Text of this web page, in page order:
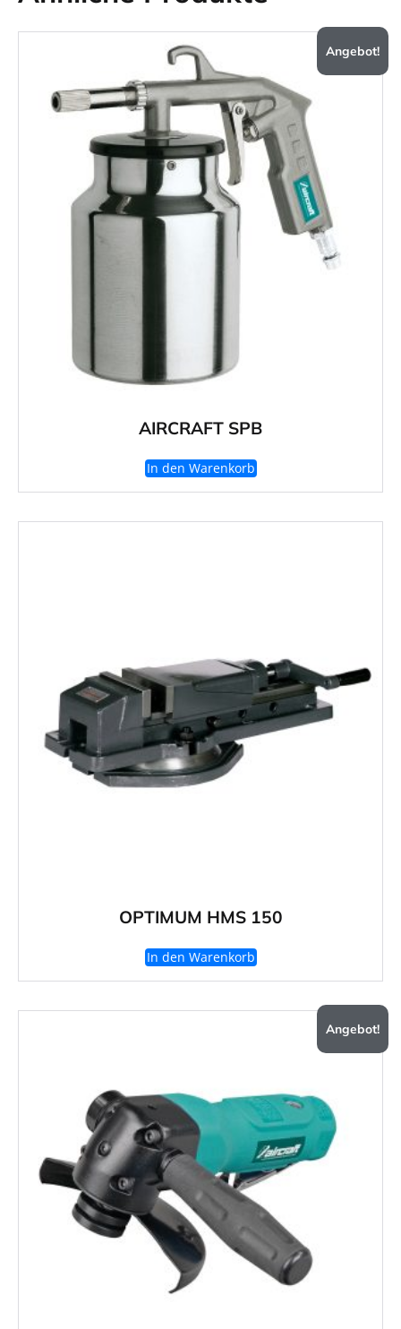
Angebot!
AIRCRAFT SPB
In den Warenkorb
OPTIMUM HMS 150
In den Warenkorb
Angebot!